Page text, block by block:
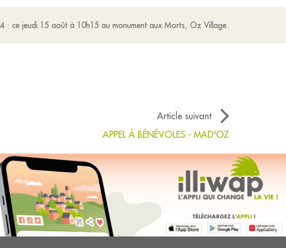
: ce jeudi 15 août à 10h15 au monument aux Morts, Oz Village.
Article suivant
APPEL À BÉNÉVOLES - MAD'OZ